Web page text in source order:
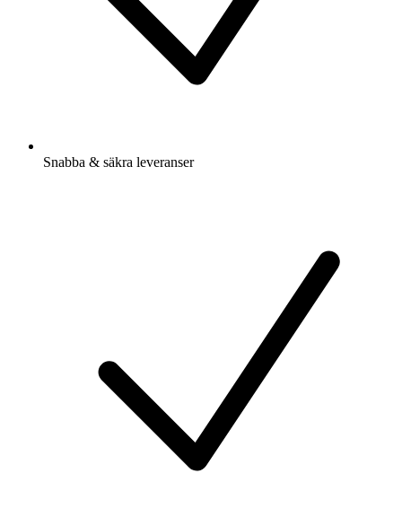
Snabba & säkra leveranser